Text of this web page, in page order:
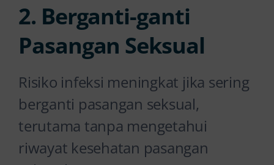
2. Berganti-ganti
Pasangan Seksual
Risiko infeksi meningkat jika sering
berganti pasangan seksual,
terutama tanpa mengetahui
riwayat kesehatan pasangan